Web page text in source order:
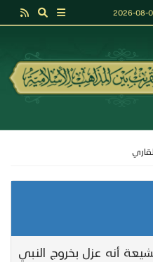
أنه عزل بخروج النبي